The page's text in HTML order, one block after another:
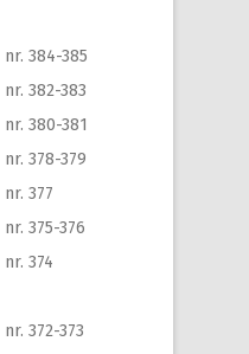
384-385
382-383
380-381
378-379
377
375-376
374
372-373